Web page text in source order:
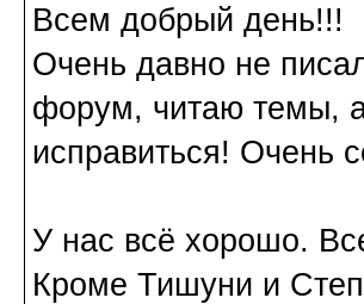
Всем добрый день!!!
Очень давно не
форум, читаю темы, а
исправиться! Очень
У нас всё хорошо.
Кроме Тишуни и